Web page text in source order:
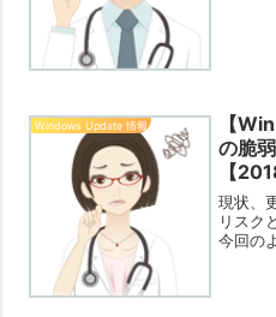
Windows Update 情報
【
の脆
【
現状、
リスク
今回の